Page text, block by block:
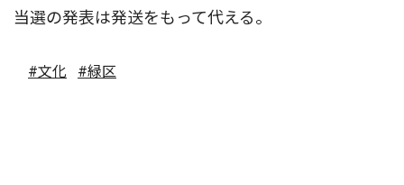
当選の発表は発送をもって代える。
#文化 #緑区